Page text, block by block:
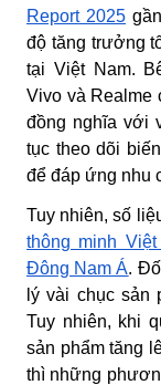
Report 2025gần
độ tăng trưởng
tại Việt Nam.
Vivo và Realme
đồng nghĩa với
tục theo dõi
để đáp ứng nhu
Tuy nhiên, số
thông minh
Đông Nam Á.
lý vài chục sản
Tuy nhiên, khi
sản phẩm tăng
thì những